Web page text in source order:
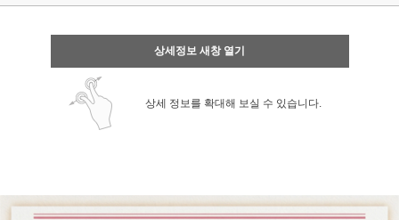
상세정보 새창 열기
상세 정보를 확대해 보실 수 있습니다.